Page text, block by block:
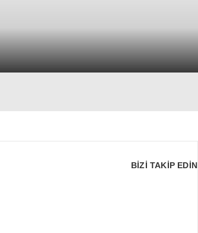
BİZİ TAKİP EDİN